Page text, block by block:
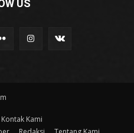
US
Kontak Kami